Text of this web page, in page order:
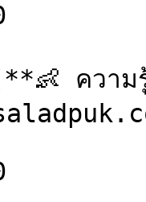
ความ